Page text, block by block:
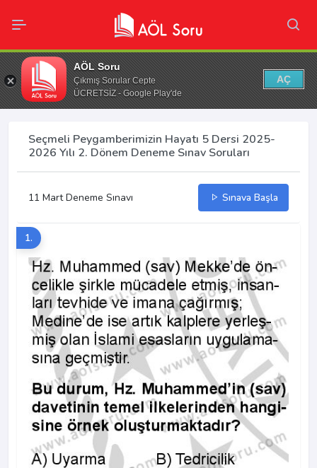
AÖL Soru
Çıkmış Sorular Cepte
ÜCRETSİZ - Google Play'de
AÇ
Seçmeli Peygamberimizin Hayatı 5 Dersi 2025-
2026 Yılı 2. Dönem Deneme Sınav Soruları
11 Mart Deneme Sınavı Sınava Başla
1.